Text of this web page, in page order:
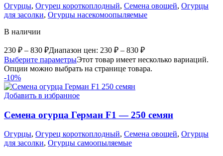
Огурцы, Огурец короткоплодный, Семена овощей, Огурцы
для засолки, Огурцы насекомоопыляемые
В наличии
230 ₽ – 830 ₽Диапазон цен: 230 ₽ – 830 ₽
Выберите параметрыЭтот товар имеет несколько вариаций.
Опции можно выбрать на странице товара.
-10%
Добавить в избранное
Семена огурца Герман F1 — 250 семян
Огурцы, Огурец короткоплодный, Семена овощей, Огурцы
для засолки, Огурцы самоопыляемые